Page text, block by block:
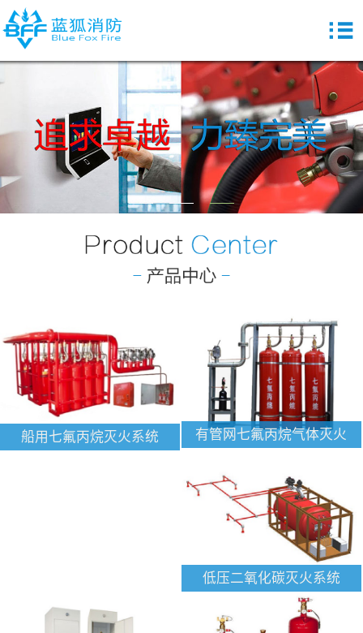
船用七氟丙烷灭火系统 有管网七氟丙烷气体灭火
低压二氧化碳灭火系统